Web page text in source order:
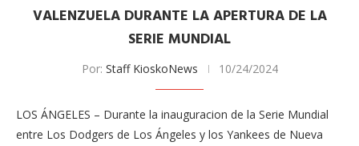
VALENZUELA DURANTE LA APERTURA DE LA
SERIE MUNDIAL
Por: Staff KioskoNews 10/24/2024
LOS ÁNGELES – Durante la inauguracion de la Serie Mundial
entre Los Dodgers de Los Ángeles y los Yankees de Nueva